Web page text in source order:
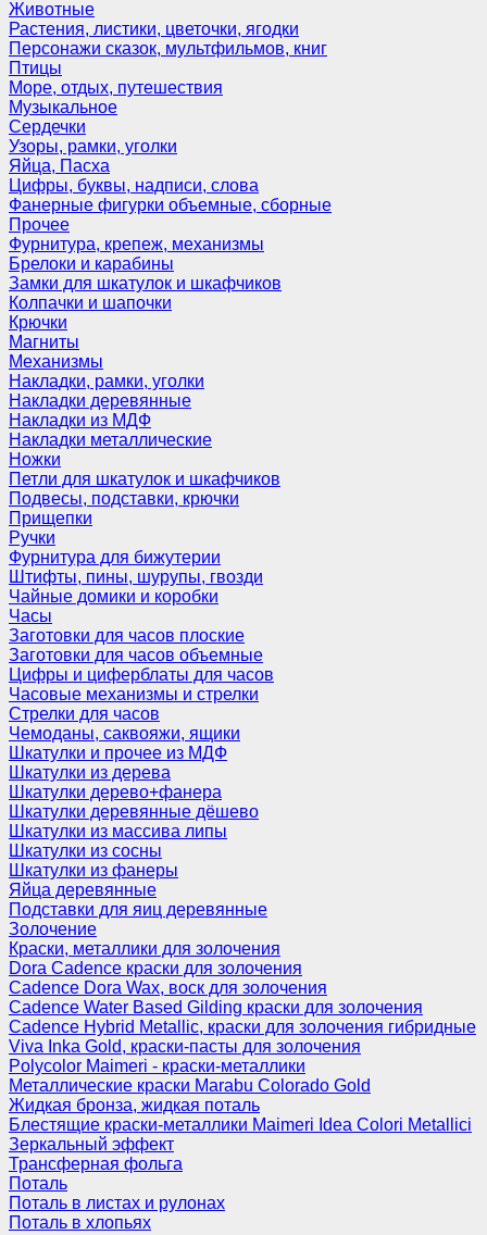
Животные
Растения, листики, цветочки, ягодки
Персонажи сказок, мультфильмов, книг
Птицы
Море, отдых, путешествия
Музыкальное
Сердечки
Узоры, рамки, уголки
Яйца, Пасха
Цифры, буквы, надписи, слова
Фанерные фигурки объемные, сборные
Прочее
Фурнитура, крепеж, механизмы
Брелоки и карабины
Замки для шкатулок и шкафчиков
Колпачки и шапочки
Крючки
Магниты
Механизмы
Накладки, рамки, уголки
Накладки деревянные
Накладки из МДФ
Накладки металлические
Ножки
Петли для шкатулок и шкафчиков
Подвесы, подставки, крючки
Прищепки
Ручки
Фурнитура для бижутерии
Штифты, пины, шурупы, гвозди
Чайные домики и коробки
Часы
Заготовки для часов плоские
Заготовки для часов объемные
Цифры и циферблаты для часов
Часовые механизмы и стрелки
Стрелки для часов
Чемоданы, саквояжи, ящики
Шкатулки и прочее из МДФ
Шкатулки из дерева
Шкатулки дерево+фанера
Шкатулки деревянные дёшево
Шкатулки из массива липы
Шкатулки из сосны
Шкатулки из фанеры
Яйца деревянные
Подставки для яиц деревянные
Золочение
Краски, металлики для золочения
Dora Cadence краски для золочения
Cadence Dora Wax, воск для золочения
Cadence Water Based Gilding краски для золочения
Cadence Hybrid Metallic, краски для золочения гибридные
Viva Inka Gold, краски-пасты для золочения
Polycolor Maimeri - краски-металлики
Металлические краски Marabu Colorado Gold
Жидкая бронза, жидкая поталь
Блестящие краски-металлики Maimeri Idea Colori Metallici
Зеркальный эффект
Трансферная фольга
Поталь
Поталь в листах и рулонах
Поталь в хлопьях